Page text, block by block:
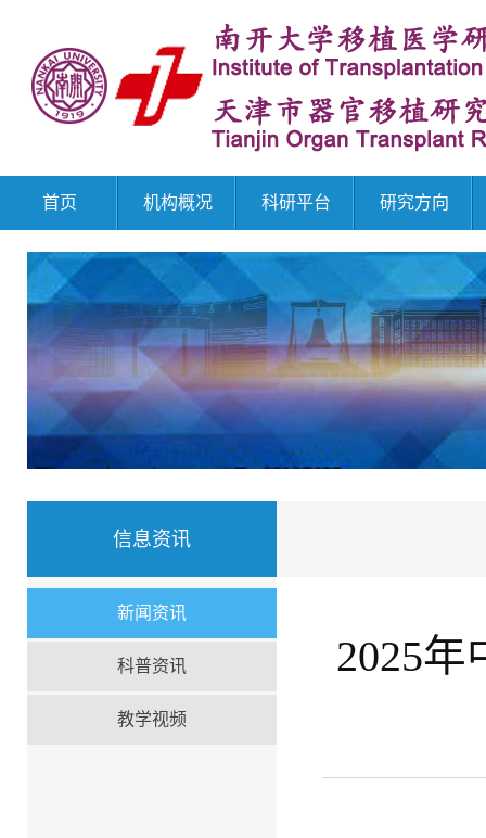
首页 机构概况 科研平台 研究方向
信息资讯
新闻资讯
科普资讯
教学视频
2025